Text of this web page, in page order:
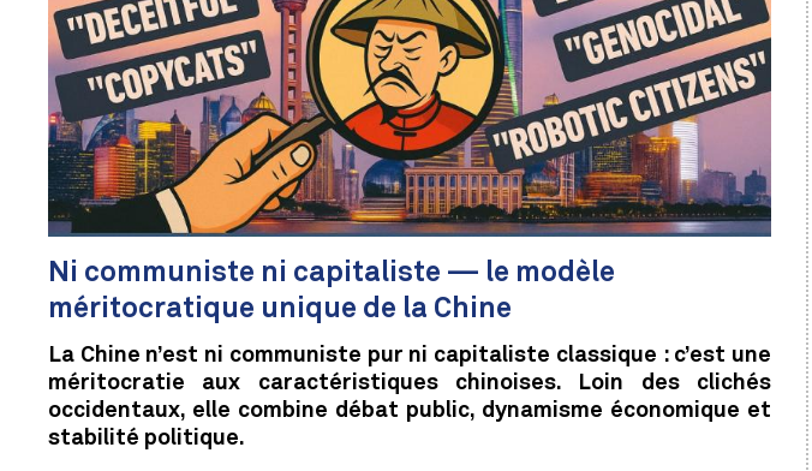
Ni communiste ni capitaliste — le modèle
méritocratique unique de la Chine
La Chine n’est ni communiste pur ni capitaliste classique : c’est une
méritocratie aux caractéristiques chinoises. Loin des clichés
occidentaux, elle combine débat public, dynamisme économique et
stabilité politique.